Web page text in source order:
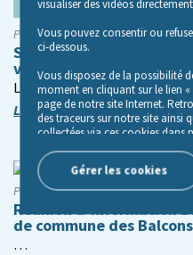
Publié le 21/09/2022 à 11h48
SOLIHA Auvergne-
vous au congrès HLM
Le logement, grande cause
Lire la suite
Publié le 20/10/2025 à 9h46
Réunion d’information
de commune des
…
visualiser des vidéos
Vous pouvez consentir ou
ci-dessous.
Vous disposez de la possibilité
moment en cliquant sur le lien
page de notre site Internet.
des traceurs sur notre site ainsi
collectées via ces cookies
de page de notre site Internet.
Gérer les cookies